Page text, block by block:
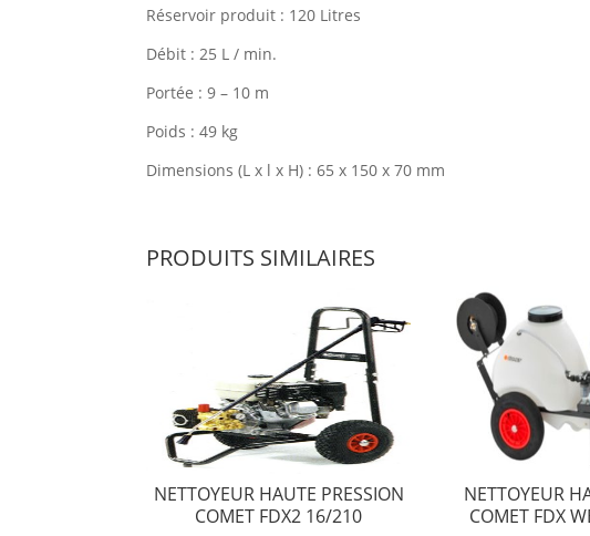
Réservoir produit : 120 Litres
Débit : 25 L / min.
Portée : 9 – 10 m
Poids : 49 kg
Dimensions (L x l x H) : 65 x 150 x 70 mm
PRODUITS SIMILAIRES
NETTOYEUR HAUTE PRESSION
COMET FDX2 16/210
NETTOYEUR
COMET FDX